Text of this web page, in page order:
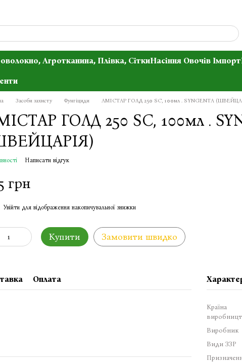
Агротканина, Плівка, СіткиНасіння Овочів Імпорт
Засоби захисту Фунгіциди АМІСТАР ГОЛД 250 SC, 100мл . SYNGENTA
ГОЛД 250 SC, 100мл .
Написати відгук
грн
Увійти для відображення накопичувальної знижки
Купити Замовити швидко
Оплата
Країна
Виробник
Види ЗЗР